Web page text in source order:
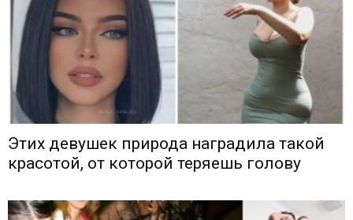
Этих девушек природа наградила такой
красотой, от которой теряешь голову